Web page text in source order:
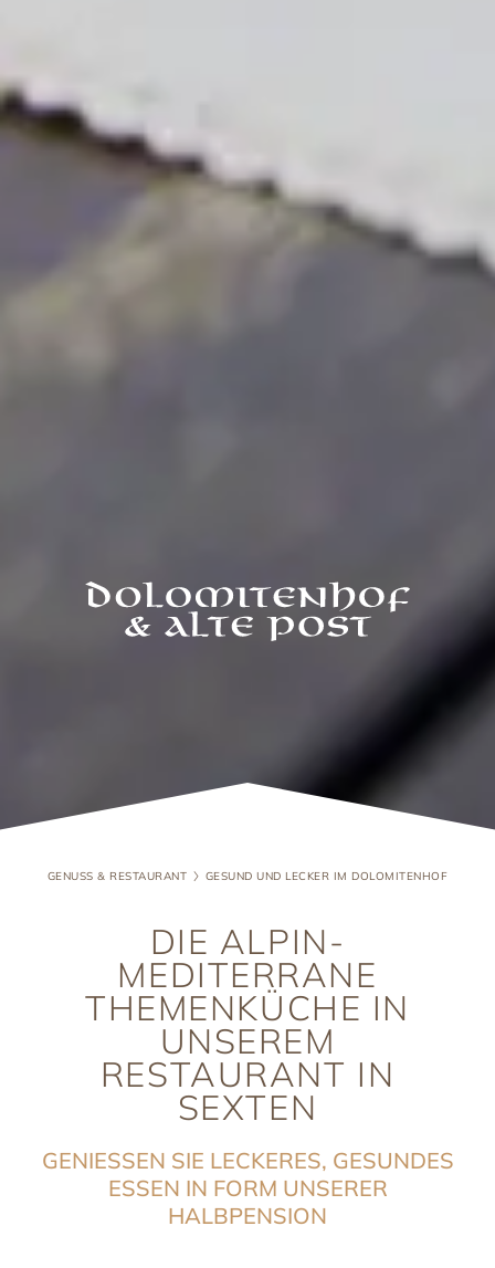
GENUSS & RESTAURANT GESUND UND LECKER IM DOLOMITENHOF
DIE ALPIN-
MEDITERRANE
THEMENKÜCHE IN
UNSEREM
RESTAURANT IN
SEXTEN
GENIESSEN SIE LECKERES, GESUNDES E
SSEN IN FORM UNSERER H
ALBPENSION